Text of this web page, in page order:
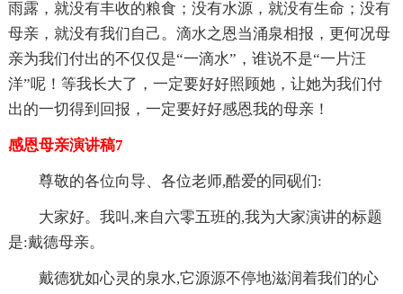
雨露，就没有丰收的粮食；没有水源，就没有生命；没有
母亲，就没有我们自己。滴水之恩当涌泉相报，更何况母
亲为我们付出的不仅仅是“一滴水”，谁说不是“一片汪
洋”呢！等我长大了，一定要好好照顾她，让她为我们付
出的一切得到回报，一定要好好感恩我的母亲！
感恩母亲演讲稿7
尊敬的各位向导、各位老师,酷爱的同砚们:
大家好。我叫,来自六零五班的,我为大家演讲的标题
是:戴德母亲。
戴德犹如心灵的泉水,它源源不停地滋润着我们的心